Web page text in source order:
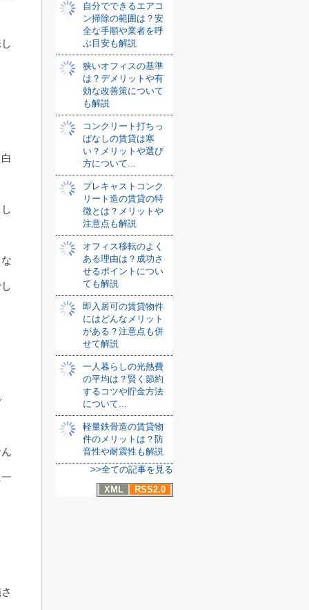
自分でできるエアコ
ン掃除の範囲は？安
全な手順や業者を呼
ぶ目安も解説
狭いオフィスの基準
は？デメリットや有
効な改善策について
も解説
コンクリート打ちっ
ぱなしの賃貸は寒
い？メリットや選び
方について...
プレキャストコンク
リート造の賃貸の特
徴とは？メリットや
注意点も解説
オフィス移転のよく
ある理由は？成功さ
せるポイントについ
ても解説
即入居可の賃貸物件
にはどんなメリット
がある？注意点も併
せて解説
一人暮らしの光熱費
の平均は？賢く節約
するコツや貯金方法
について...
軽量鉄骨造の賃貸物
件のメリットは？防
音性や耐震性も解説
>>全ての記事を見る
XML
RSS2.0